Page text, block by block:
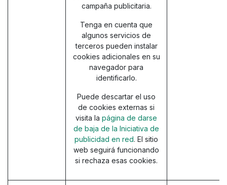
campaña publicitaria.
Tenga en cuenta que
algunos servicios de
terceros pueden instalar
cookies adicionales en su
navegador para
identificarlo.
Puede descartar el uso
de cookies externas si
visita la página de darse
de baja de la Iniciativa de
publicidad en red. El sitio
web seguirá funcionando
si rechaza esas cookies.